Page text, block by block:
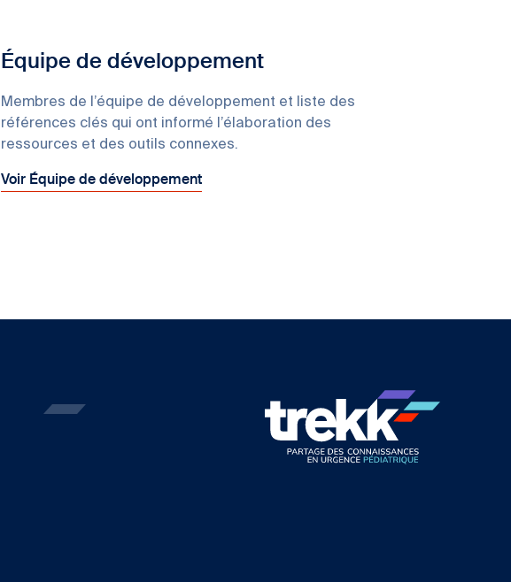
Équipe de développement
Membres de l’équipe de développement et liste des
références clés qui ont informé l’élaboration des
ressources et des outils connexes.
Voir Équipe de développement